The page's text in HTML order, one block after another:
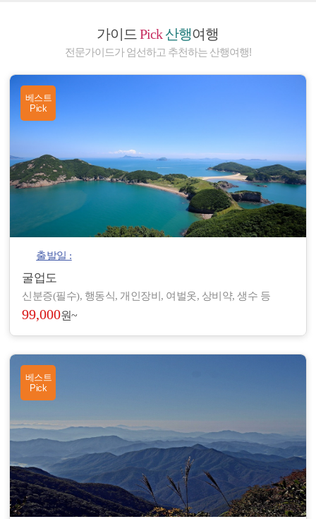
가이드Pick 산행여행
전문가이드가 엄선하고 추천하는 산행여행!
베스트
Pick
출발일 :
굴업도
신분증(필수), 행동식, 개인장비, 여벌옷, 상비약, 생수 등
99,000원~
베스트
Pick